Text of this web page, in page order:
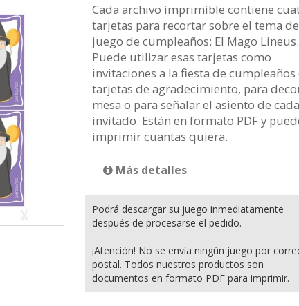
Cada archivo imprimible contiene
tarjetas para recortar sobre el tema
juego de cumpleaños: El Mago Lineus.
Puede utilizar esas tarjetas como
invitaciones a la fiesta de cumpleaños
tarjetas de agradecimiento, para
mesa o para señalar el asiento de cada
invitado. Están en formato PDF y
imprimir cuantas quiera.
Más detalles
Podrá descargar su juego inmediatamente
después de procesarse el pedido.
¡Atención! No se envía ningún juego por
postal. Todos nuestros productos son
documentos en formato PDF para imprimir.